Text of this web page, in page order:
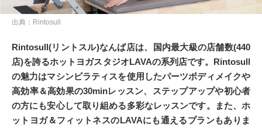
出典：Rintosull
Rintosull(リントスル)なんば店は、国内最大級の店舗数(440
店)を誇るホットヨガスタジオLAVAの系列店です。Rintosull
の魅力はマシンピラティスを使用したパーツボディメイクや
高効率＆高効果の30minレッスン、ステップアップや初心者
の方にも安心して取り組める多彩なレッスンです。また、ホ
ットヨガ＆フィットネスのLAVAにも通えるプランもありま